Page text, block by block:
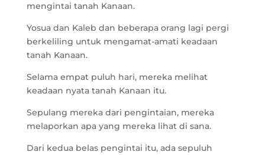
mengintai tanah Kanaan.
Yosua dan Kaleb dan beberapa orang lagi pergi
berkeliling untuk mengamat-amati keadaan
tanah Kanaan.
Selama empat puluh hari, mereka melihat
keadaan nyata tanah Kanaan itu.
Sepulang mereka dari pengintaian, mereka
melaporkan apa yang mereka lihat di sana.
Dari kedua belas pengintai itu, ada sepuluh